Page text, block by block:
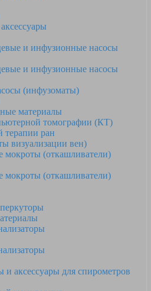
и инфузионные насосы
и инфузионные насосы
(инфузоматы)
материалы
томографии (КТ)
терапии ран
визуализации вен)
мокроты (откашливатели)
мокроты (откашливатели)
и аксессуары для спирометров